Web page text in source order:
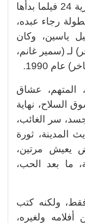
قدم (كمال عطية) للسينما المصرية 24 فيلما بدأها
بطولة رجاء عبده،
ياسين، وكان
لـ (سمير غانم،
عام 1990.
المتهم، عشاق
سوق السلاح، نهاية
سر الغائب،
المدينة، ثورة
يعيش مرتين،
ما بعد الحب،
ولكنه كتب
أفلامه ولغيره،